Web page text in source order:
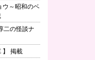
ウ～昭和のベ
二の怪談ナ
】 掲載